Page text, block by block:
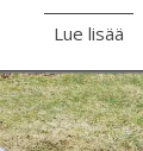
Lue lisää